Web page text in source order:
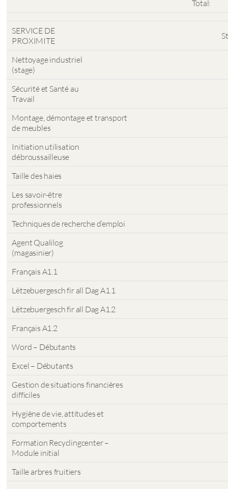
Total:
SERVICE DE
PROXIMITE
Nettoyage industriel
(stage)
Sécurité et Santé au
Travail
Montage, démontage et transport
de meubles
Initiation utilisation
débroussailleuse
Taille des haies
Les savoir-être
professionnels
Techniques de recherche d’emploi
Agent Qualilog
(magasinier)
Français A1.1
Lëtzebuergesch fir all Dag A1.1
Lëtzebuergesch fir all Dag A1.2
Français A1.2
Word – Débutants
Excel – Débutants
Gestion de situations financières
difficiles
Hygiène de vie, attitudes et
comportements
Formation Recyclingcenter –
Module initial
Taille arbres fruitiers